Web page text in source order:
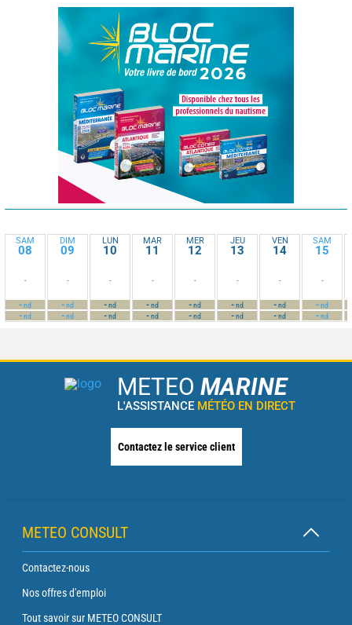
SAM
08
-
-nd
-nd
DIM
09
-
-nd
-nd
LUN
10
-
-nd
-nd
MAR
11
-
-nd
-nd
MER
12
-
-nd
-nd
JEU
13
-
-nd
-nd
VEN
14
-
-nd
-nd
SAM
15
-
-nd
-nd
METEO MARINE
L'ASSISTANCE MÉTÉO EN DIRECT
Contactez le service client
METEO CONSULT
Contactez-nous
Nos offres d'emploi
Tout savoir sur METEO CONSULT